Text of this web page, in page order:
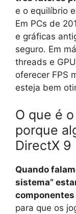
e o equilíbrio
Em PCs de
e gráficas
seguro. Em
threads e
oferecer FPS
esteja bem
O que é
porque
DirectX 9
Quando
sistema”
para que os